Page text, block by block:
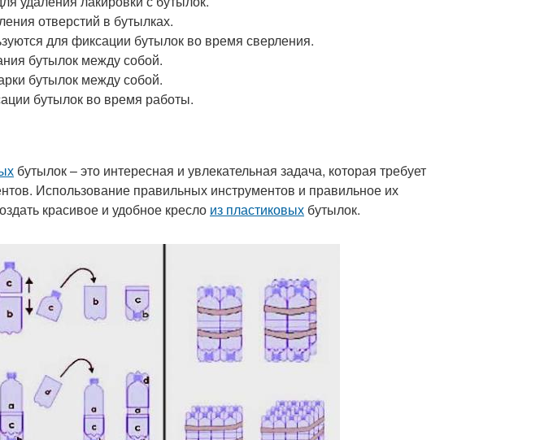
отверстий в бутылках.
для фиксации бутылок во время сверления.
бутылок между собой.
бутылок между собой.
бутылок во время работы.
бутылок – это интересная и увлекательная задача, которая требует
Использование правильных инструментов и правильное их
красивое и удобное кресло из пластиковых бутылок.